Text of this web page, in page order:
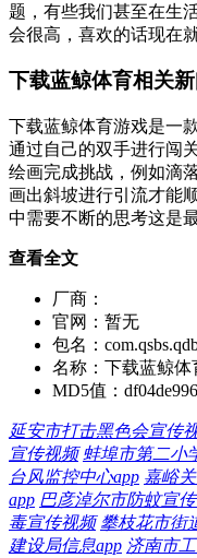
题，有些我们甚至在生
会很高，喜欢的话现在
下载蓝鲸体育相关新
下载蓝鲸体育游戏是一
通过自己的双手进行闯
绘画完成挑战，例如滴
画出斜坡进行引流才能
中需要不断的思考这是
查看全文
厂商：
官网： 暂无
包名：
名称： 下载蓝鲸体
MD5值：
延安市打击黑色会宣传
宣传视频 蚌埠市第二小
台风监控中心app 嘉峪
app 巴彦淖尔市防蚊宣
毒宣传视频 攀枝花市街
建设局信息app 济南市